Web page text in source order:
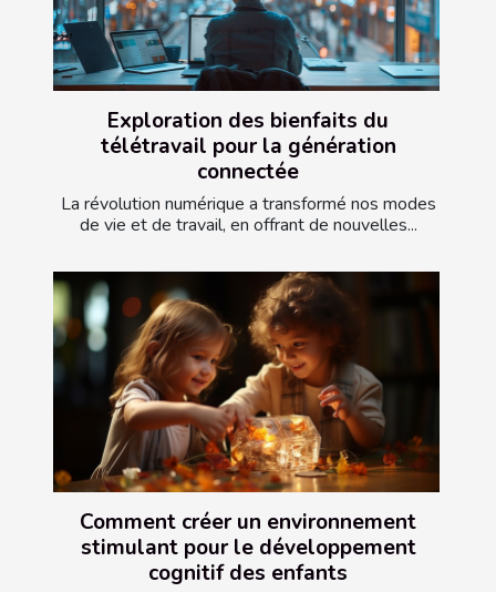
Exploration des bienfaits du
télétravail pour la génération
connectée
La révolution numérique a transformé nos modes
de vie et de travail, en offrant de nouvelles...
Comment créer un environnement
stimulant pour le développement
cognitif des enfants